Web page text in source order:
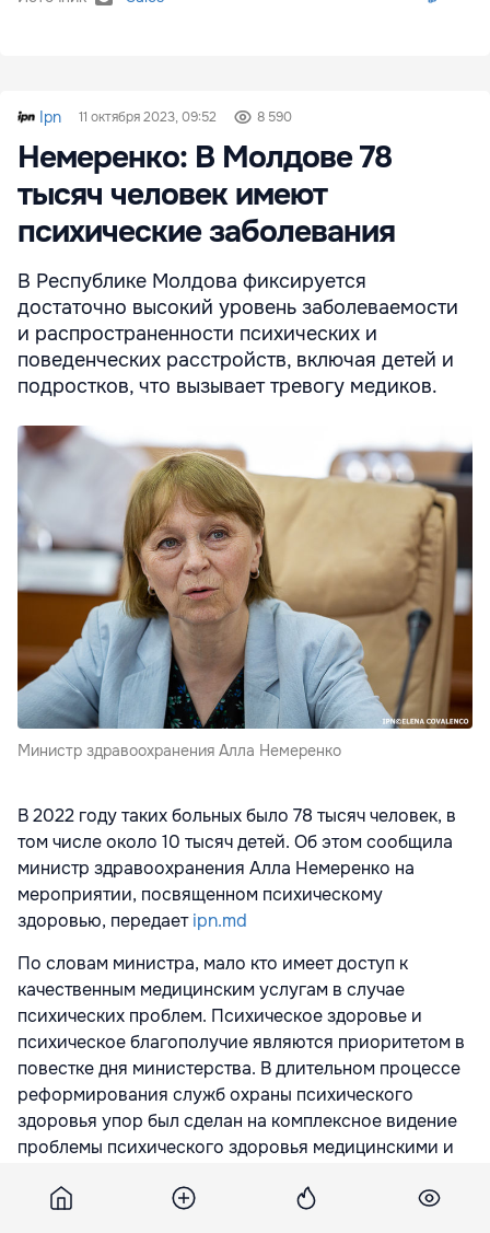
Ipn 11 октября 2023, 09:52 8 590
Немеренко: В Молдове 78
тысяч человек имеют
психические заболевания
В Республике Молдова фиксируется
достаточно высокий уровень заболеваемости
и распространенности психических и
поведенческих расстройств, включая детей и
подростков, что вызывает тревогу медиков.
Министр здравоохранения Алла Немеренко
В 2022 году таких больных было 78 тысяч человек, в
том числе около 10 тысяч детей. Об этом сообщила
министр здравоохранения Алла Немеренко на
мероприятии, посвященном психическому
здоровью, передаетipn.md
По словам министра, мало кто имеет доступ к
качественным медицинским услугам в случае
психических проблем. Психическое здоровье и
психическое благополучие являются приоритетом в
повестке дня министерства. В длительном процессе
реформирования служб охраны психического
здоровья упор был сделан на комплексное видение
проблемы психического здоровья медицинскими и
Сегодня в Молдове, помимо услуг, предоставляемых